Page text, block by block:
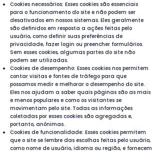
Cookies necessários: Esses cookies são essenciais
para o funcionamento do site e não podem ser
desativados em nossos sistemas. Eles geralmente
são definidos em resposta a ações feitas pelo
usuário, como definir suas preferências de
privacidade, fazer login ou preencher formulários.
Sem esses cookies, algumas partes do site não
podem ser utilizadas.
Cookies de desempenho: Esses cookies nos permitem
contar visitas e fontes de tráfego para que
possamos medir e melhorar o desempenho do site.
Eles nos ajudam a saber quais páginas são as mais
e menos populares e como os visitantes se
movimentam pelo site. Todas as informações
coletadas por esses cookies são agregadas e,
portanto, anônimas.
Cookies de funcionalidade: Esses cookies permitem
que o site se lembre das escolhas feitas pelo usuário,
como nome de usuário, idioma ou região, e fornecem